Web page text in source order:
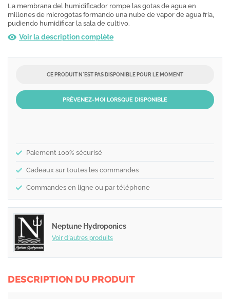
La membrana del humidificador rompe las gotas de agua en
millones de microgotas formando una nube de vapor de agua fria,
pudiendo humidificar la sala de cultivo.
Voir la description complète
CE PRODUIT N´EST PAS DISPONIBLE POUR LE MOMENT
PRÉVENEZ-MOI LORSQUE DISPONIBLE
Paiement 100% sécurisé
Cadeaux sur toutes les commandes
Commandes en ligne ou par téléphone
Neptune Hydroponics
Voir d´autres produits
DESCRIPTION DU PRODUIT